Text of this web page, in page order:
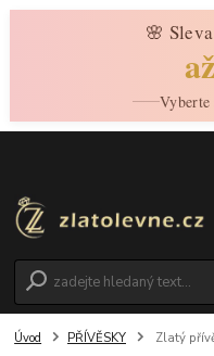
🌸
Vyberte
Úvod PŘÍVĚSKY Zlatý